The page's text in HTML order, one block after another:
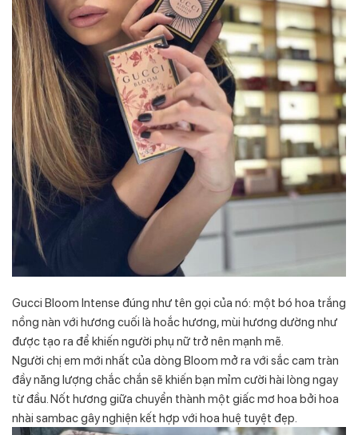
Gucci Bloom Intense đúng như tên gọi của nó: một bó hoa trắng
nồng nàn với hương cuối là hoắc hương, mùi hương dường như
được tạo ra để khiến người phụ nữ trở nên mạnh mẽ.
Người chị em mới nhất của dòng Bloom mở ra với sắc cam tràn
đầy năng lượng chắc chắn sẽ khiến bạn mỉm cười hài lòng ngay
từ đầu. Nốt hương giữa chuyển thành một giấc mơ hoa bởi hoa
nhài sambac gây nghiện kết hợp với hoa huệ tuyệt đẹp.